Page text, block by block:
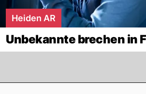
Heiden AR
Unbekannte brechen in